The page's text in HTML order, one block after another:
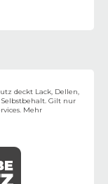
deckt Lack, Dellen,
Gilt nur
Mehr